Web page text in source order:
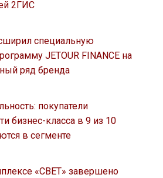
2ГИС
специальную
JETOUR FINANCE на
ряд бренда
покупатели
бизнес-класса в 9 из 10
в сегменте
«СВЕТ» завершено